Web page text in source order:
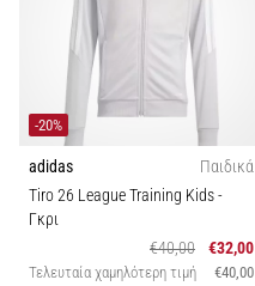
-20%
adidas
Παιδικά
Tiro 26 League Training Kids-
Γκρι
€40,00
€32,00
Τελευταία χαμηλότερη τιμή €40,00